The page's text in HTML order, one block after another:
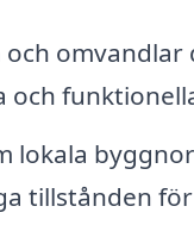
omvandlar
lokala
tillstånden